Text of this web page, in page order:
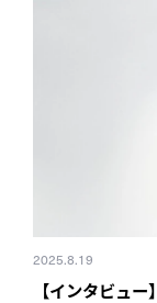
2025.8.19
【インタビュ